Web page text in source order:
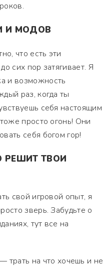
И МОДОВ
что есть эти
сих пор затягивает. Я
и возможность
раз, когда ты
себя настоящим
просто огонь! Они
себя богом гор!
РЕШИТ ТВОИ
свой игровой опыт, я
зверь. Забудьте о
тут все на
трать на что хочешь и не